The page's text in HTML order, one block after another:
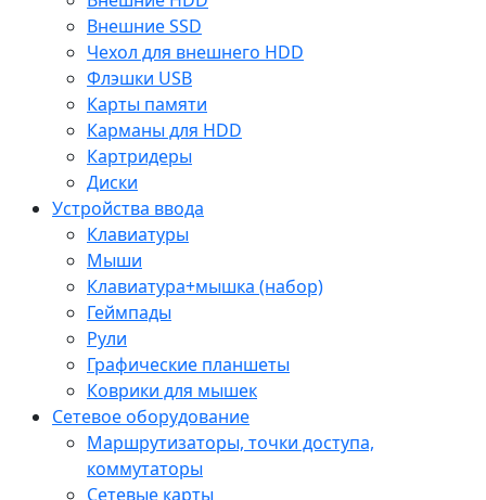
Внешние SSD
Чехол для внешнего HDD
Флэшки USB
Карты памяти
Карманы для HDD
Картридеры
Диски
Устройства ввода
Клавиатуры
Мыши
Клавиатура+мышка (набор)
Геймпады
Рули
Графические планшеты
Коврики для мышек
Сетевое оборудование
Маршрутизаторы, точки доступа,
коммутаторы
Сетевые карты